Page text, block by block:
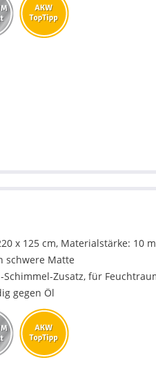
x 125 cm, Materialstärke: 10
schwere Matte
Schimmel-Zusatz, für
gegen Öl